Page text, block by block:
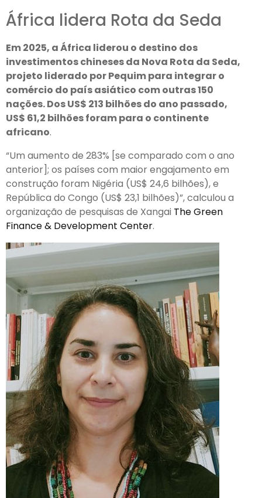
África lidera Rota da Seda
Em 2025, a África liderou o destino dos
investimentos chineses da Nova Rota da Seda,
projeto liderado por Pequim para integrar o
comércio do país asiático com outras 150
nações. Dos US$ 213 bilhões do ano passado,
US$ 61,2 bilhões foram para o continente
africano.
“Um aumento de 283% [se comparado com o ano
anterior]; os países com maior engajamento em
construção foram Nigéria (US$ 24,6 bilhões), e
República do Congo (US$ 23,1 bilhões)”, calculou a
organização de pesquisas de Xangai The Green
Finance & Development Center.